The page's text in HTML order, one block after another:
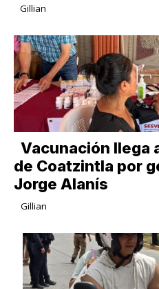
Gillian
Vacunación llega
de Coatzintla por
Jorge Alanís
Gillian